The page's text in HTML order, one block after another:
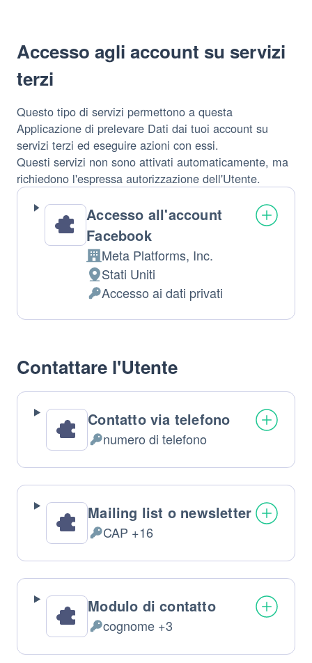
Accesso agli account su servizi
terzi
Questo tipo di servizi permettono a questa
Applicazione di prelevare Dati dai tuoi account su
servizi terzi ed eseguire azioni con essi.
Questi servizi non sono attivati automaticamente, ma
richiedono l'espressa autorizzazione dell'Utente.
Accesso all'account
Facebook
Azienda:
Meta Platforms, Inc.
Luogo
del
trattamento:
Stati Uniti
Permessi
richiesti:
Accesso ai dati privati
Contattare l'Utente
Contatto via telefono
Dati
Personali
trattati:
numero di telefono
Mailing list o newsletter
Dati
Personali
trattati:
CAP +16
Modulo di contatto
Dati
Personali
cognome +3